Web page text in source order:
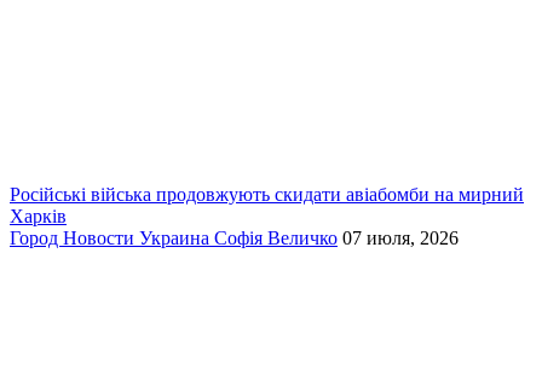
Російські війська продовжують скидати авіабомби на мирний
Харків
Город Новости Украина Софія Величко 07 июля, 2026